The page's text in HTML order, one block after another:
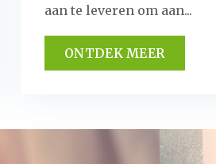
aan te leveren om aan...
ONTDEK MEER